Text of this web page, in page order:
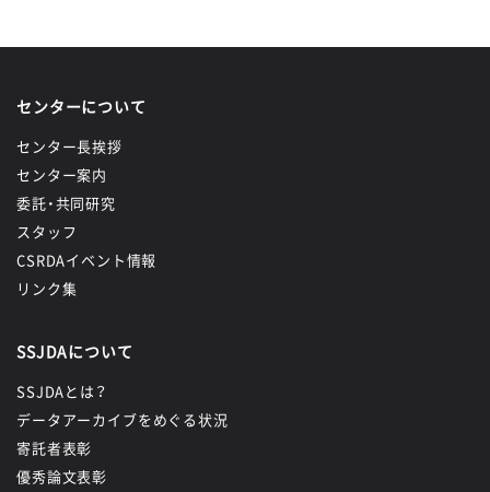
センターについて
センター長挨拶
センター案内
委託・共同研究
スタッフ
CSRDAイベント情報
リンク集
SSJDAについて
SSJDAとは？
データアーカイブをめぐる状況
寄託者表彰
優秀論文表彰